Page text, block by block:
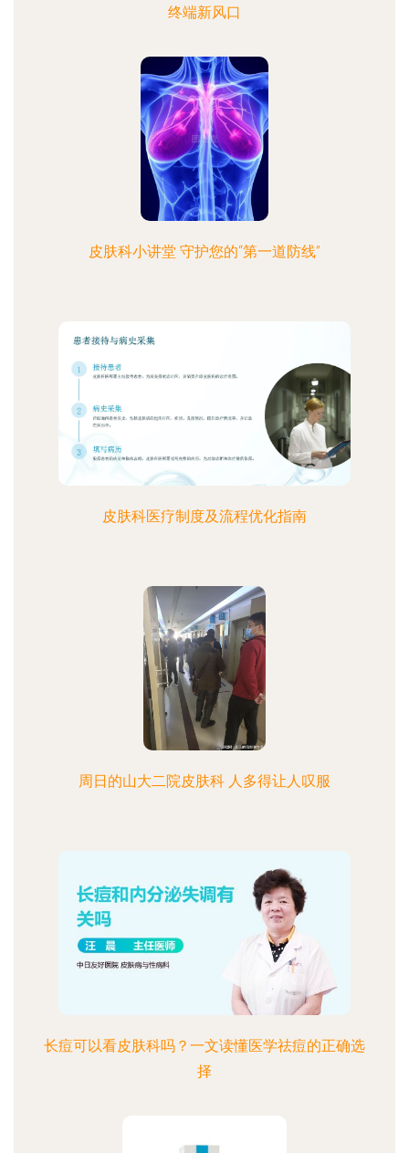
终端新风口
皮肤科小讲堂 守护您的“第一道防线”
皮肤科医疗制度及流程优化指南
周日的山大二院皮肤科 人多得让人叹服
长痘可以看皮肤科吗？一文读懂医学祛痘的正确选
择